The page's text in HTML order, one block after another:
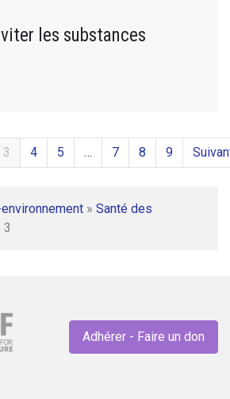
les substances
3 4 5 … 7 8 9
» Santé des
3
Adhérer - Faire un don